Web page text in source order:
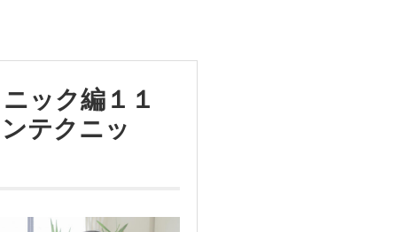
ック編１１
テクニッ